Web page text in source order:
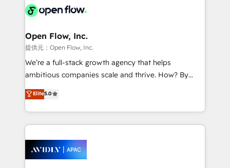
things are happening.
integrated buyers journey. Elixir is located in
and Amsterdam. Elixir is a first mover and leader
when it comes to HubSpot sales and service
implementations, highly renowned for our business
acumen, process (re-)design experience and a
integrate HubSpot with complex solutions like SAP,
MicroSoft, custom solutions,... Our company also has
Retail execution, CPQ, customer portals and
HubSpot CMS developments. And we're champions
Open Flow, Inc.
提供元：Open Flow, Inc.
We’re a full-stack growth agency that helps
ambitious companies scale and thrive. How? By
upgrading and streamlining every single revenue-
generating aspect of your business. We’re proud
HubSpot Elite Solutions Partners and devout CRM
nerds who can harness HubSpot’s custom digital
experience. Working hand-in-hand with your team,
we’ll assemble a RevOps machine that drives more
Elite5.0